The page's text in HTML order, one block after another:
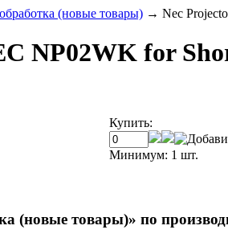
(новые товары) → Nec
NP02WK for
Купить:
Минимум: 1 шт.
товары)» по